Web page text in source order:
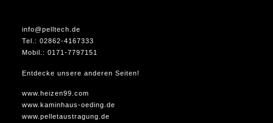
info@pelltech.de
Tel.: 02862-4167333
Mobil.: 0171-7797151
Entdecke unsere anderen Seiten!
www.heizen99.com
www.kaminhaus-oeding.de
www.pelletaustragung.de